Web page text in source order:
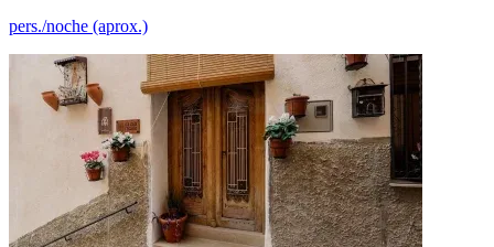
pers./noche (aprox.)